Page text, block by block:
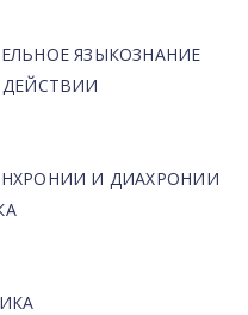
ЯЗЫКОЗНАНИЕ
И ДИАХРОНИИ